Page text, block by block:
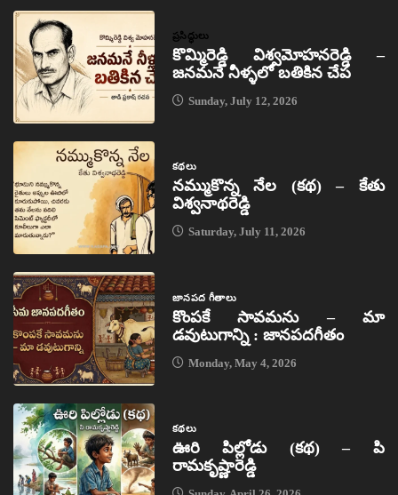
ప్రసిద్ధులు
కొమ్మిరెడ్డి విశ్వమోహనరెడ్డి –
జనమనే నీళ్ళలో బతికిన చేప
Sunday, July 12, 2026
కథలు
నమ్ముకొన్న నేల (కథ) – కేతు
విశ్వనాథరెడ్డి
Saturday, July 11, 2026
జానపద గీతాలు
కొంపకే సావమను – మా
డవుటుగాన్ని : జానపదగీతం
Monday, May 4, 2026
కథలు
ఊరి పిల్లోడు (కథ) – పి
రామకృష్ణారెడ్డి